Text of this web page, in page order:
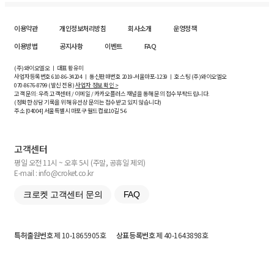
이용약관 개인정보처리방침 회사소개
운영정책
이용방법
공지사항 이벤트 FAQ
(주)와이오엘오 ㅣ 대표 황유미
사업자등록번호610-86-34204ㅣ 통신판매번호 2019-서울마포-1239 ㅣ 호스팅 (주)와이오엘오
070-8676-8799 (발신 전용)사업자 정보 확인 >
고객 문의: 우측 고객센터 / 이메일 / 카카오플러스 채널을 통해 문의 접수 부탁드립니다.
(정확한 상담 기록을 위해 유선상 문의는 접수받고 있지 않습니다)
주소 [04004] 서울특별시 마포구 월드컵로10길5-6
고객센터
평일 오전 11시 ~ 오후 5시 (주말, 공휴일 제외)
E-mail : info@croket.co.kr
크로켓 고객센터 문의 FAQ
특허출원번호제 10-1865905호 상표등록번호제 40-1643898호